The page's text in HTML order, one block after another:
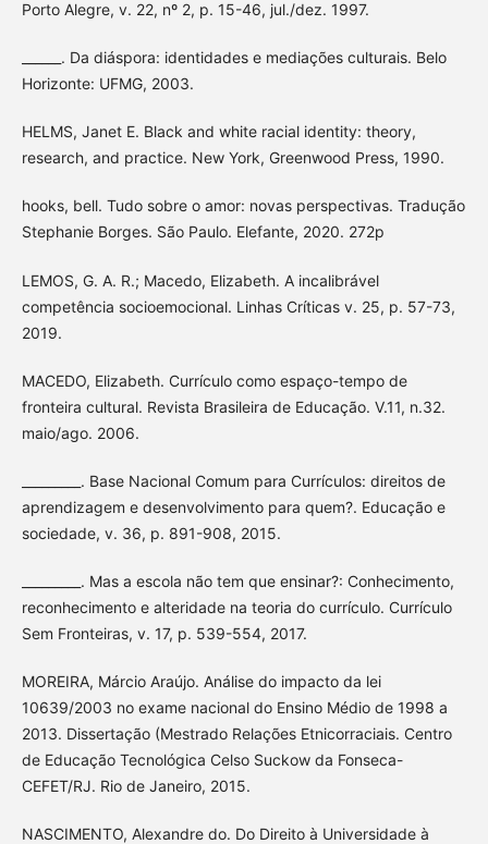
Porto Alegre, v. 22, nº 2, p. 15-46, jul./dez. 1997.
______. Da diáspora: identidades e mediações culturais. Belo
Horizonte: UFMG, 2003.
HELMS, Janet E. Black and white racial identity: theory,
research, and practice. New York, Greenwood Press, 1990.
hooks, bell. Tudo sobre o amor: novas perspectivas. Tradução
Stephanie Borges. São Paulo. Elefante, 2020. 272p
LEMOS, G. A. R.; Macedo, Elizabeth. A incalibrável
competência socioemocional. Linhas Críticas v. 25, p. 57-73,
2019.
MACEDO, Elizabeth. Currículo como espaço-tempo de
fronteira cultural. Revista Brasileira de Educação. V.11, n.32.
maio/ago. 2006.
_________. Base Nacional Comum para Currículos: direitos de
aprendizagem e desenvolvimento para quem?. Educação e
sociedade, v. 36, p. 891-908, 2015.
_________. Mas a escola não tem que ensinar?: Conhecimento,
reconhecimento e alteridade na teoria do currículo. Currículo
Sem Fronteiras, v. 17, p. 539-554, 2017.
MOREIRA, Márcio Araújo. Análise do impacto da lei
10639/2003 no exame nacional do Ensino Médio de 1998 a
2013. Dissertação (Mestrado Relações Etnicorraciais. Centro
de Educação Tecnológica Celso Suckow da Fonseca-
CEFET/RJ. Rio de Janeiro, 2015.
NASCIMENTO, Alexandre do. Do Direito à Universidade à